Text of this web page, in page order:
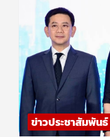
ข่าวประชาสัมพันธ์